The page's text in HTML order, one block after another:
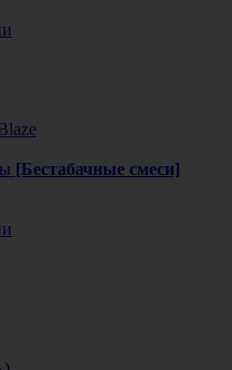
[Бестабачные смеси]